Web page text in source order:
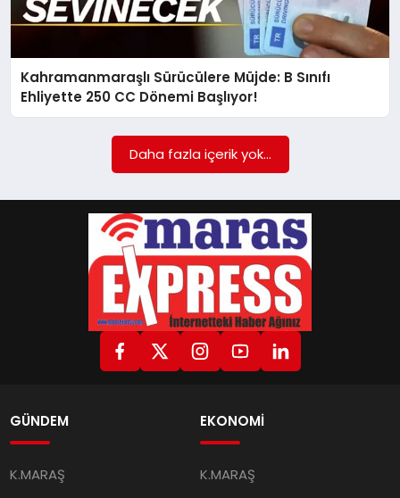
TÜRKOĞLU
Kahramanmaraşlı Sürücülere Müjde: B Sınıfı
Ehliyette 250 CC Dönemi Başlıyor!
Daha fazla içerik yok...
GÜNDEM
K.MARAŞ
EKONOMİ
K.MARAŞ